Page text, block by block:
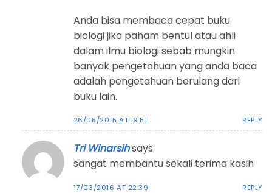
Anda bisa membaca cepat buku
biologi jika paham bentul atau ahli
dalam ilmu biologi sebab mungkin
banyak pengetahuan yang anda baca
adalah pengetahuan berulang dari
buku lain.
26/05/2015 AT 19:51 REPLY
Tri Winarsihsays:
sangat membantu sekali terima kasih
17/03/2016 AT 22:39 REPLY